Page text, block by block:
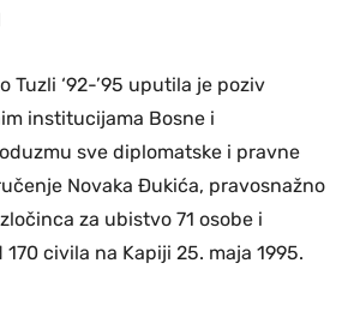
Tuzli ‘92-’95 uputila je poziv
institucijama Bosne i
sve diplomatske i pravne
Novaka Đukića, pravosnažno
za ubistvo 71 osobe i
civila na Kapiji 25. maja 1995.